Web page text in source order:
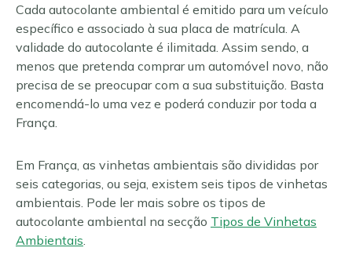
Cada autocolante ambiental é emitido para um veículo
específico e associado à sua placa de matrícula. A
validade do autocolante é ilimitada. Assim sendo, a
menos que pretenda comprar um automóvel novo, não
precisa de se preocupar com a sua substituição. Basta
encomendá-lo uma vez e poderá conduzir por toda a
França.
Em França, as vinhetas ambientais são divididas por
seis categorias, ou seja, existem seis tipos de vinhetas
ambientais. Pode ler mais sobre os tipos de
autocolante ambiental na secção Tipos de Vinhetas
Ambientais